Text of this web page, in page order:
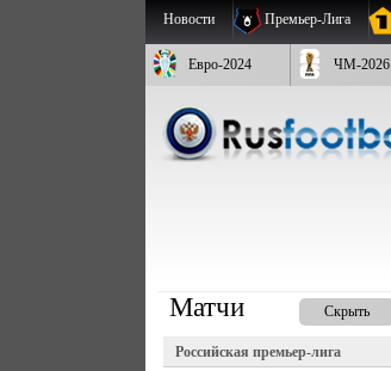
Новости Премьер-Лига
Евро-2024 ЧМ-2026
Матчи Скрыть
Российская премьер-лига